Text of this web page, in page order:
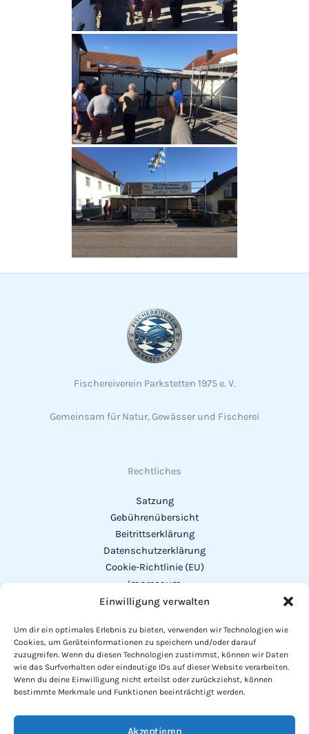
Einwilligung verwalten
Um dir ein optimales Erlebnis zu bieten, verwenden wir Technologien wie
Cookies, um Geräteinformationen zu speichern und/oder darauf
zuzugreifen. Wenn du diesen Technologien zustimmst, können wir Daten
wie das Surfverhalten oder eindeutige IDs auf dieser Website verarbeiten.
Wenn du deine Einwilligung nicht erteilst oder zurückziehst, können
bestimmte Merkmale und Funktionen beeinträchtigt werden.
Akzeptieren
Fischereiverein Parkstetten 1975 e. V.
Gemeinsam für Natur, Gewässer und Fischerei
Rechtliches
Satzung
Gebührenübersicht
Beitrittserklärung
Datenschutzerklärung
Cookie-Richtlinie (EU)
Impressum
Vorstand:
Michael Herrler
Alexander-von-Humboldt-Str. 23
94327 Bogen
Telefon: 0151 - 64 51 61 60